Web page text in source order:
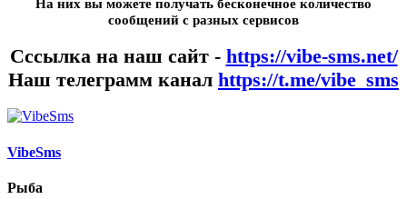
На них вы можете получать бесконечное количество
сообщений с разных сервисов
Сссылка на наш сайт - https://vibe-sms.net/
Наш телеграмм канал https://t.me/vibe_sms
VibeSms
Рыба